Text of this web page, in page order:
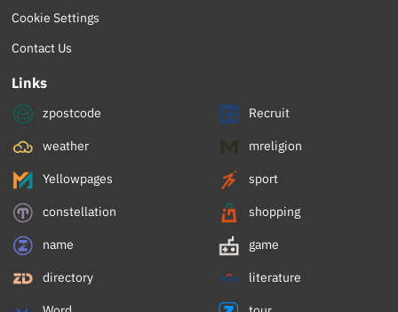
Cookie Settings
Contact Us
Links
zpostcode Recruit
weather mreligion
Yellowpages sport
constellation shopping
name game
directory literature